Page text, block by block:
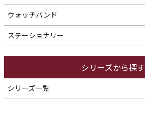
ウォッチバンド
ステーショナリー
シリーズから探す
シリーズ一覧